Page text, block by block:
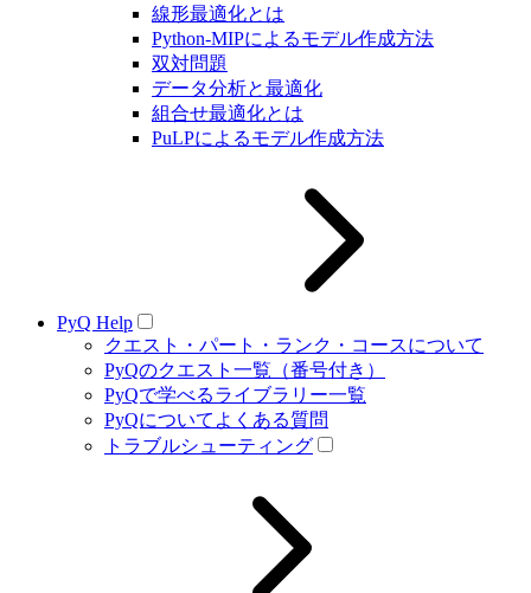
線形最適化とは
Python-MIPによるモデル作成方法
双対問題
データ分析と最適化
組合せ最適化とは
PuLPによるモデル作成方法
PyQ Help
クエスト・パート・ランク・コースについて
PyQのクエスト一覧（番号付き）
PyQで学べるライブラリー一覧
PyQについてよくある質問
トラブルシューティング